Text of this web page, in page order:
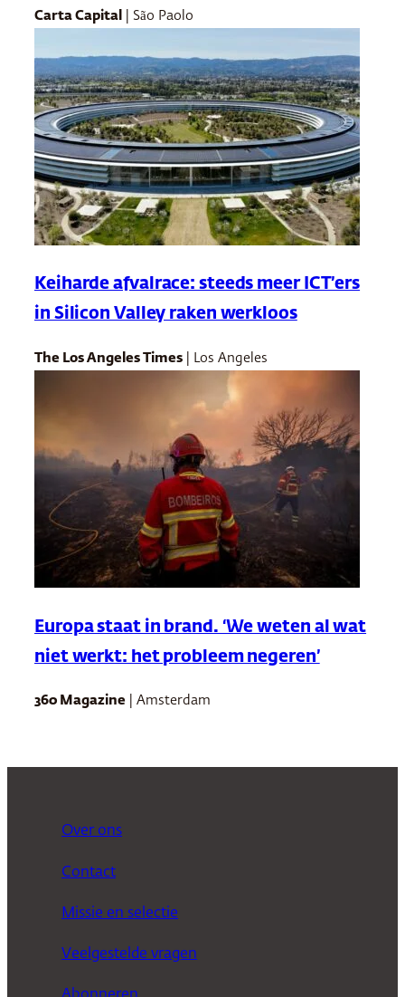
Carta Capital | São Paolo
Keiharde afvalrace: steeds meer ICT’ers
in Silicon Valley raken werkloos
The Los Angeles Times | Los Angeles
Europa staat in brand. ‘We weten al wat
niet werkt: het probleem negeren’
360 Magazine | Amsterdam
Over ons
Contact
Missie en selectie
Veelgestelde vragen